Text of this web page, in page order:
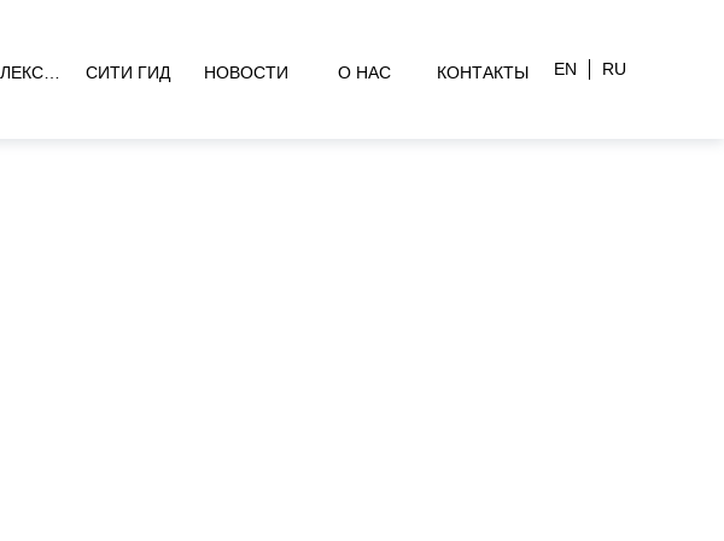
СИТИ ГИД НОВОСТИ О НАС КОНТАКТЫ EN RU